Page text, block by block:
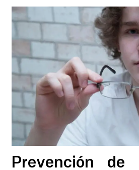
Prevención